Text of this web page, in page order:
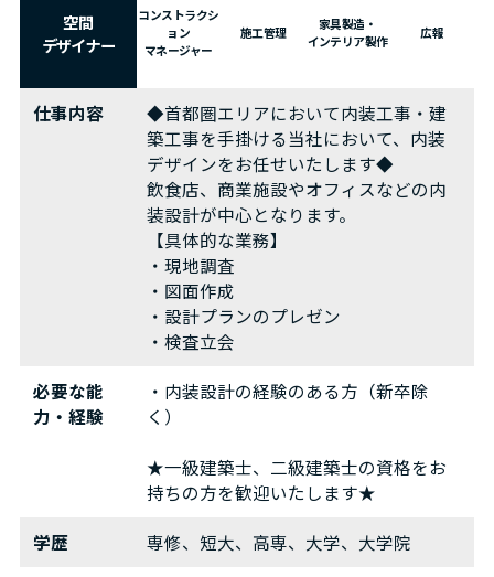
空間
デザイナー
コンストラクシ
ョン
マネージャー
施工管理
家具製造・
インテリア製作
広報
仕事内容
◆首都圏エリアにおいて内装工事・建
築工事を手掛ける当社において、内装
デザインをお任せいたします◆
飲食店、商業施設やオフィスなどの内
装設計が中心となります。
【具体的な業務】
・現地調査
・図面作成
・設計プランのプレゼン
・検査立会
必要な能
力・経験
・内装設計の経験のある方（新卒除
く）
★一級建築士、二級建築士の資格をお
持ちの方を歓迎いたします★
学歴 専修、短大、高専、大学、大学院